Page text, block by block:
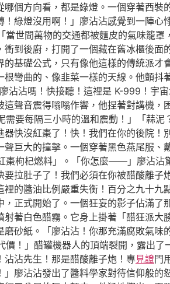
個方向看，都是綠燈。一個穿著西
綠燈沒用啊！」廖沾沾感覺到一陣
當世間萬物的交通都被麵皮的氣味籠
到後廚，打開了一個藏在舊冰櫃後
的基礎公式，只有像他這樣的傳統派
根彎曲的、像韭菜一樣的天線。他顫
沾沾嗎！快接聽！這裡是 K-999！宇
這聲音震得嗡嗡作響，他捏著對講機
需要每隔三小時的溫和震動！」「蒜
器快沒紅棗了！快！我們在你的後院
巨大的撞擊。一個穿著黑色燕尾服
棗枸杞燃料」。「你怎麼——」廖沾沾
要拉肚子了！我們必須在你被醋酸離
裡的醬油比例嚴重失衡！百分之九十
，正式開始了。一個狂妄的影子佔滿
著白色醋霧。它身上掛著「醋狂派
砂紙。「廖沾沾！你那充滿腐敗氣
價！」醋罐機器人的頂端裂開，露出
沾沾先生！那是醋酸離子炮！專見證門
廖沾沾發出了醬料學家對待信仰般